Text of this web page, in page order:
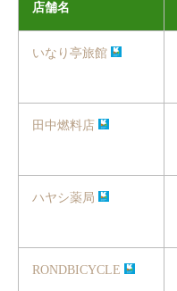
店舗名
いなり亭旅館
田中燃料店
ハヤシ薬局
RONDBICYCLE